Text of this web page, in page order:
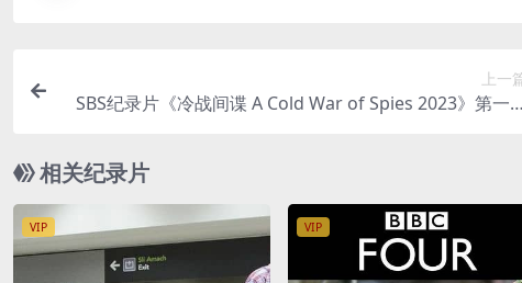
上一
SBS纪录片《冷战间谍 A Cold War of Spies 2023》第一季
相关纪录片
VIP VIP